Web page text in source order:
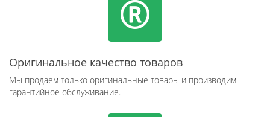
Оригинальное качество товаров
Мы продаем только оригинальные товары и производим
гарантийное обслуживание.